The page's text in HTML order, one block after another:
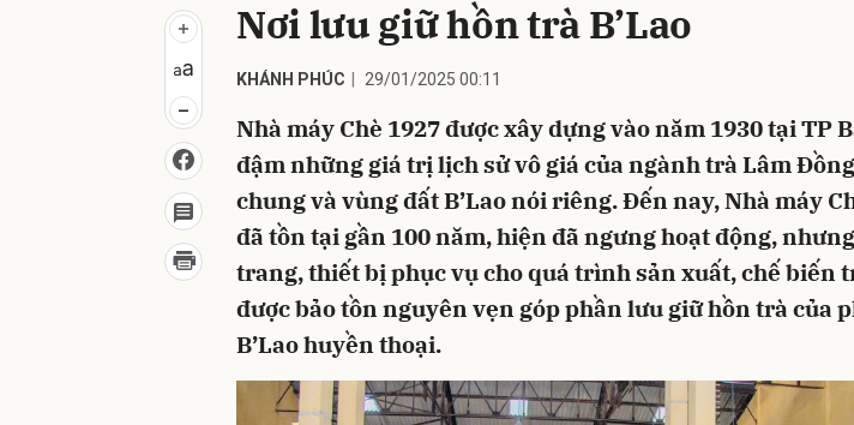
Nơi lưu giữ hồn trà B’Lao
KHÁNH PHÚC 29/01/2025 00:11
Nhà máy Chè 1927 được xây dựng vào năm 1930 tại TP
đậm những giá trị lịch sử vô giá của ngành trà Lâm
chung và vùng đất B’Lao nói riêng. Đến nay, Nhà máy
đã tồn tại gần 100 năm, hiện đã ngưng hoạt động,
trang, thiết bị phục vụ cho quá trình sản xuất, chế biến
được bảo tồn nguyên vẹn góp phần lưu giữ hồn trà của
B’Lao huyền thoại.